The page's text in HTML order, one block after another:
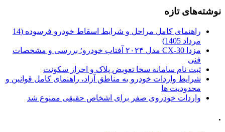
نوشته‌های تازه
راهنمای کامل مراحل و شرایط اسقاط خودرو فرسوده (14
مرداد 1405)
مزدا CX-30 مدل ۲۰۲۴ آفتاب خودرو؛ بررسی و مشخصات
فنی
ثبت نام سامانه سخا تعویض پلاک و احراز سکونت
شرایط واردات خودرو به مناطق آزاد، راهنمای کامل قوانین و
محدودیت ها
واردات خودروی صفر برای اشخاص حقیقی ممنوع شد
.